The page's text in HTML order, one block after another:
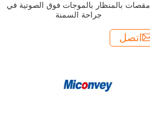
مقصات بالمنظار بالموجات فوق الصوتية في
جراحة السمنة
اتصل